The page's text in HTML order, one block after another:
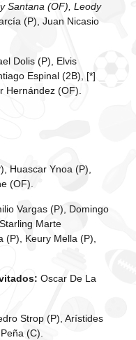
Santana (OF), Leody
(P), Juan Nicasio
Dolis (P), Elvis
Espinal (2B), [*]
Hernández (OF).
Huascar Ynoa (P),
(OF).
Vargas (P), Domingo
Marte
(P), Keury Mella (P),
Oscar De La
Strop (P), Arístides
(C).